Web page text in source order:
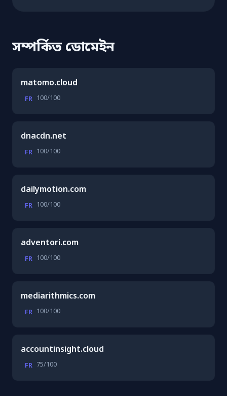
সম্পর্কিত ডোমেইন
matomo.cloud
FR 100/100
dnacdn.net
FR 100/100
dailymotion.com
FR 100/100
adventori.com
FR 100/100
mediarithmics.com
FR 100/100
accountinsight.cloud
FR 75/100